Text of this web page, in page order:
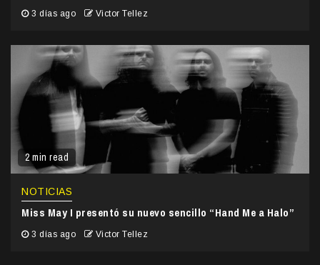
3 días ago Victor Tellez
2 min read
NOTICIAS
Miss May I presentó su nuevo sencillo “Hand Me a Halo”
3 días ago Victor Tellez